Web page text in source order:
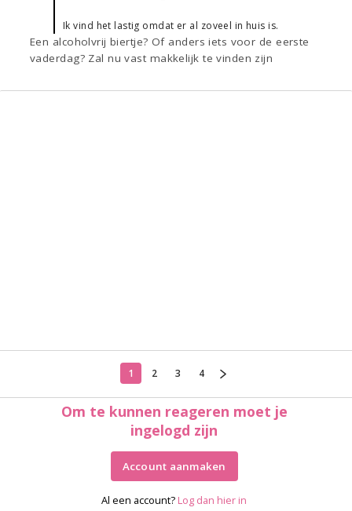
Ik vind het lastig omdat er al zoveel in huis is.
Een alcoholvrij biertje? Of anders iets voor de eerste
vaderdag? Zal nu vast makkelijk te vinden zijn
1 2 3 4
Om te kunnen reageren moet je
ingelogd zijn
Account aanmaken
Al een account? Log dan hier in